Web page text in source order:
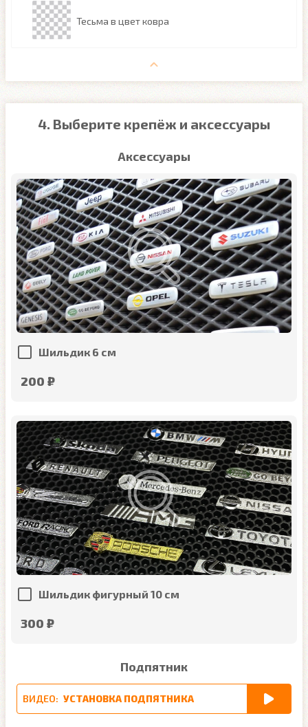
Тесьма в цвет ковра
4. Выберите крепёж и аксессуары
Аксессуары
Шильдик 6 см
200 ₽
Шильдик фигурный 10 см
300 ₽
Подпятник
ВИДЕО: УСТАНОВКА ПОДПЯТНИКА